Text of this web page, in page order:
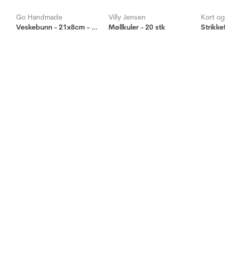
Go Handmade
Veskebunn - 21x8cm - Sort
Villy Jensen
Møllkuler - 20 stk
Kort